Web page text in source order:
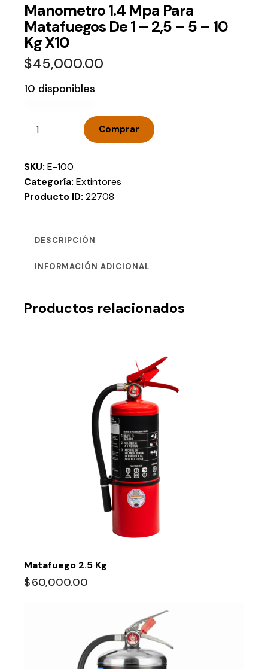
Manometro 1.4 Mpa Para
Matafuegos De 1 – 2,5 – 5 – 10
Kg X10
$45,000.00
10 disponibles
Comprar
SKU: E-100
Categoría: Extintores
Producto ID: 22708
DESCRIPCIÓN
INFORMACIÓN ADICIONAL
Productos relacionados
Matafuego 2.5 Kg
$60,000.00